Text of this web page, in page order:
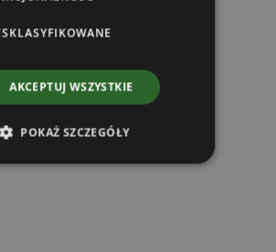
AKCEPTUJ WSZYSTKIE
POKAŻ SZCZEGÓŁY